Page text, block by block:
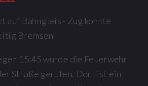
15:45 wurde die Feuerwehr
Straße gerufen. Dort ist ein